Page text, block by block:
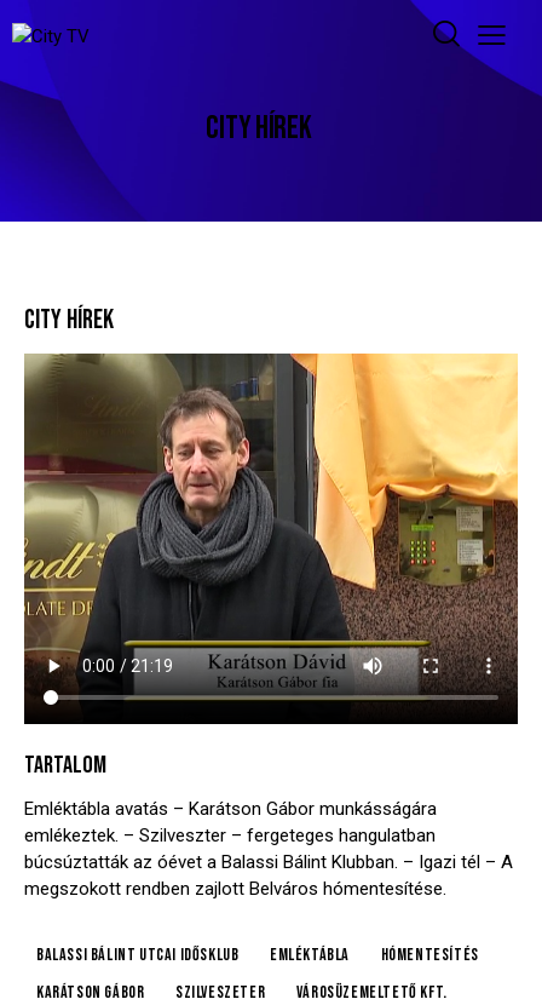
CITY HÍREK
CITY HÍREK
TARTALOM
Emléktábla avatás – Karátson Gábor munkásságára
emlékeztek. – Szilveszter – fergeteges hangulatban
búcsúztatták az óévet a Balassi Bálint Klubban. – Igazi tél – A
megszokott rendben zajlott Belváros hómentesítése.
Balassi Bálint Utcai Idősklub emléktábla
hómentesítés
Karátson Gábor
szilveszeter Városüzemeltető Kft.